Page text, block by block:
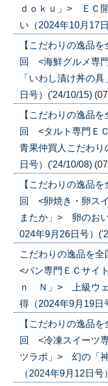
ｄｏｋｕ」> ＥＣ
い（2024年10月17
【こだわりの逸品
回 <海鮮グルメ専
「いわし漬け丼の
日号）('24/10/15)
【こだわりの逸品
回 <タルト専門Ｅ
青果仲買人こだわ
日号）('24/10/08)
【こだわりの逸品
回 <卵焼き・卵ス
またか」> 卵のお
024年9月26日号）
こだわりの逸品を
<パン専門ＥＣサイ
ｎ Ｎ」> 上級ウェ
得（2024年9月19日
【こだわりの逸品
回 <冷凍スイーツ
ツラボ」> 幻の「
（2024年9月12日号